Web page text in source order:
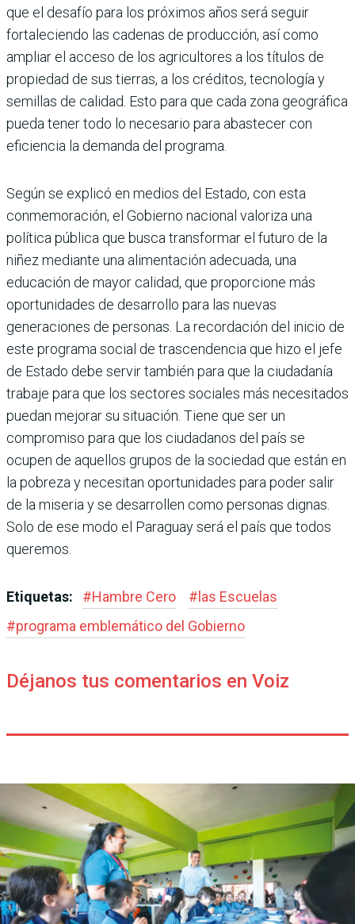
que el desafío para los próximos años será seguir
fortale­ciendo las cadenas de producción, así como
ampliar el acceso de los agri­cultores a los títulos de
propiedad de sus tierras, a los créditos, tecnología y
semillas de calidad. Esto para que cada zona geográfica
pueda tener todo lo necesario para abastecer con
eficiencia la demanda del programa.
Según se explicó en medios del Estado, con esta
conmemoración, el Gobierno nacional valoriza una
política pública que busca transformar el futuro de la
niñez mediante una alimentación adecuada, una
educación de mayor calidad, que proporcione más
oportu­nidades de desarrollo para las nuevas
generaciones de personas. La recorda­ción del inicio de
este programa social de trascendencia que hizo el jefe
de Estado debe servir también para que la ciudadanía
trabaje para que los sec­tores sociales más necesitados
puedan mejorar su situación. Tiene que ser un
compromiso para que los ciudadanos del país se
ocupen de aquellos grupos de la sociedad que están en
la pobreza y necesitan oportunidades para poder salir
de la miseria y se desarro­llen como personas dignas.
Solo de ese modo el Paraguay será el país que todos
queremos.
Etiquetas: #Hambre Cero # las Escuelas
#programa emblemático del Gobierno
Déjanos tus comentarios en Voiz